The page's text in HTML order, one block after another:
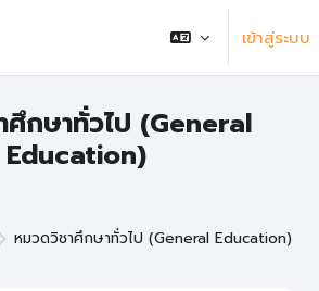
เข้าสู่ระบบ
ศึกษาทั่วไป (General
Education)
หมวดวิชาศึกษาทั่วไป (General Education)